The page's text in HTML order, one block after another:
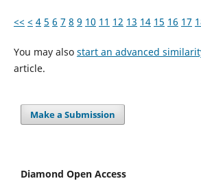
<< < 4 5 6 7 8 9 10 11 12 13 14 15 16 17
You may also start an advanced
article.
Make a Submission
Diamond Open Access